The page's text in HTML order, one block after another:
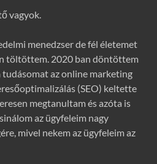
vagyok.
menedzser de fél életemet
töltöttem. 2020 ban döntöttem
az online marketing
(SEO) keltette
megtanultam és azóta is
az ügyfeleim nagy
mivel nekem az ügyfeleim az